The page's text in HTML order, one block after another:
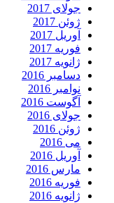
جولای 2017
ژوئن 2017
آوریل 2017
فوریه 2017
ژانویه 2017
دسامبر 2016
نوامبر 2016
آگوست 2016
جولای 2016
ژوئن 2016
می 2016
آوریل 2016
مارس 2016
فوریه 2016
ژانویه 2016